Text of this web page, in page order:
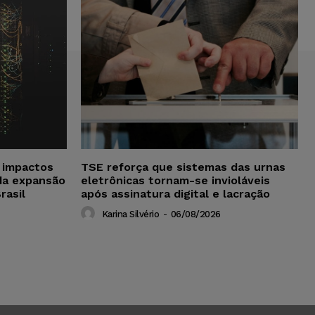
expansão
TSE reforça que sistemas das urnas
eletrônicas tornam-se invioláveis
após assinatura digital e lacração
Karina Silvério - 06/08/2026